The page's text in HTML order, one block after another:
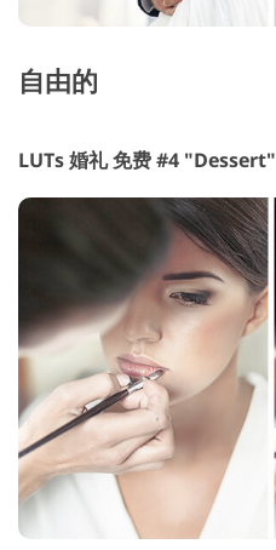
自由的
LUTs 婚礼 免费 #4 "Dessert"